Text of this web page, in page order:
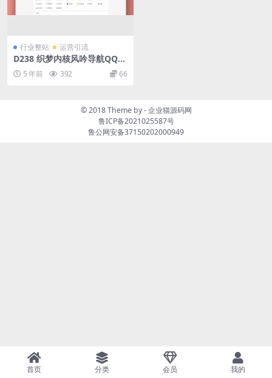
行业整站 运营引流
D238 织梦内核风吟导航QQ导
航天下网址管理源码下载
5 年前 392 66
© 2018 Theme by -企业猫源码网
鲁ICP备2021025587号
鲁公网安备37150202000949
首页 分类 会员 我的